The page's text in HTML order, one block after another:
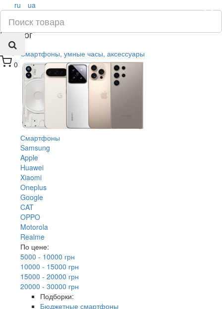
0
×
ru ua
Каталог
Смартфоны, умные часы, аксессуары
Смартфоны
Samsung
Apple
Huawei
Xiaomi
Oneplus
Google
CAT
OPPO
Motorola
Realme
По цене:
5000 - 10000 грн
10000 - 15000 грн
15000 - 20000 грн
20000 - 30000 грн
Подборки:
Бюджетные смартфоны